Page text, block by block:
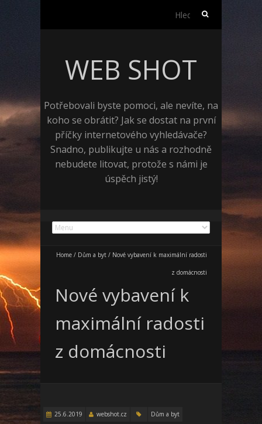
Vyhledávání
WEB SHOT
Potřebovali byste pomoci, ale nevíte, na
koho se obrátit? Jak se dostat na první
příčky internetového vyhledávače?
Snadno, publikujte u nás a rozhodně
nebudete litovat, protože s námi je
úspěch jistý!
Home / Dům a byt / Nové vybavení k maximální radosti
z domácnosti
Nové vybavení k
maximální radosti
z domácnosti
25.6.2019 webshot.cz Dům a byt